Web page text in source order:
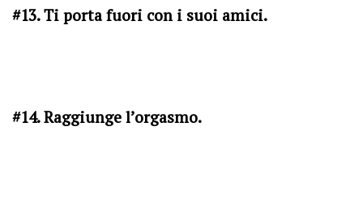
#13. Ti porta fuori con i suoi amici.
#14. Raggiunge l’orgasmo.